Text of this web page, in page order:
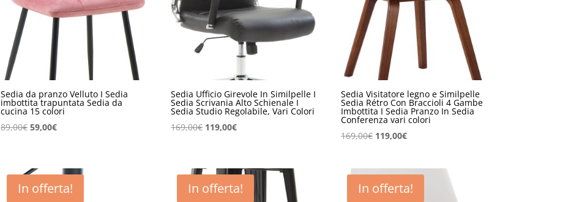
Sedia da pranzo Velluto I Sedia
imbottita trapuntata Sedia da
cucina 15 colori
89,00€Il
era:
89,00€.
59,00€Il
è:
59,00€.
Sedia Ufficio Girevole In Similpelle I
Sedia Scrivania Alto Schienale I
Sedia Studio Regolabile, Vari Colori
169,00€ Il
era:
169,00€.
119,00€Il
è:
119,00€.
Sedia Visitatore legno e Similpelle
Sedia Rétro Con Braccioli 4 Gambe
Imbottita I Sedia Pranzo In Sedia
Conferenza vari colori
169,00€ Il
era:
169,00€.
119,00€Il
è:
119,00€.
In offerta! In offerta! In offerta!